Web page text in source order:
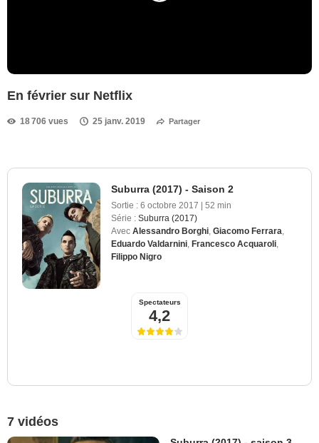
En février sur Netflix
18 706 vues 25 janv. 2019 Partager
Suburra (2017) - Saison 2
Sortie : 6 octobre 2017 | 52 min
Série : Suburra (2017)
Avec Alessandro Borghi Giacomo Ferrara
Eduardo Valdarnini Francesco Acquaroli
Filippo Nigro
Spectateurs
4,2
7 vidéos